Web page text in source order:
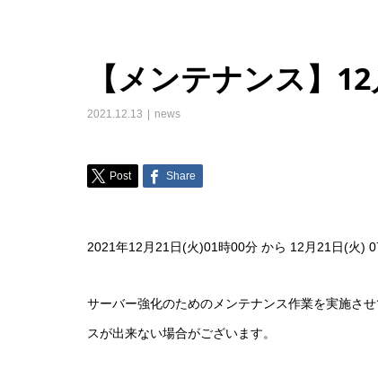
【メンテナンス】
2021.12.13 news
Post Share
2021年12月21日(火)01時00分 から 12月21日(火)
サーバー強化のためのメンテナンス作業を実施さ
スが出来ない場合がございます。